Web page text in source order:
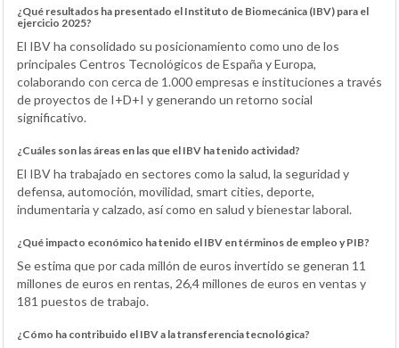
¿Qué resultados ha presentado el Instituto de Biomecánica (IBV) para el
ejercicio 2025?
El IBV ha consolidado su posicionamiento como uno de los
principales Centros Tecnológicos de España y Europa,
colaborando con cerca de 1.000 empresas e instituciones a través
de proyectos de I+D+I y generando un retorno social
significativo.
¿Cuáles son las áreas en las que el IBV ha tenido actividad?
El IBV ha trabajado en sectores como la salud, la seguridad y
defensa, automoción, movilidad, smart cities, deporte,
indumentaria y calzado, así como en salud y bienestar laboral.
¿Qué impacto económico ha tenido el IBV en términos de empleo y PIB?
Se estima que por cada millón de euros invertido se generan 11
millones de euros en rentas, 26,4 millones de euros en ventas y
181 puestos de trabajo.
¿Cómo ha contribuido el IBV a la transferencia tecnológica?